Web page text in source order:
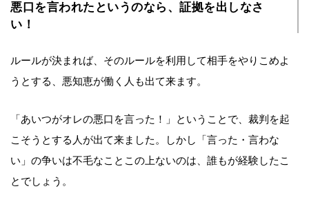
悪口を言われたというのなら、証拠を出しなさ
い！
ルールが決まれば、そのルールを利用して相手をやりこめよ
うとする、悪知恵が働く人も出て来ます。
「あいつがオレの悪口を言った！」ということで、裁判を起
こそうとする人が出て来ました。しかし「言った・言わな
い」の争いは不毛なことこの上ないのは、誰もが経験したこ
とでしょう。